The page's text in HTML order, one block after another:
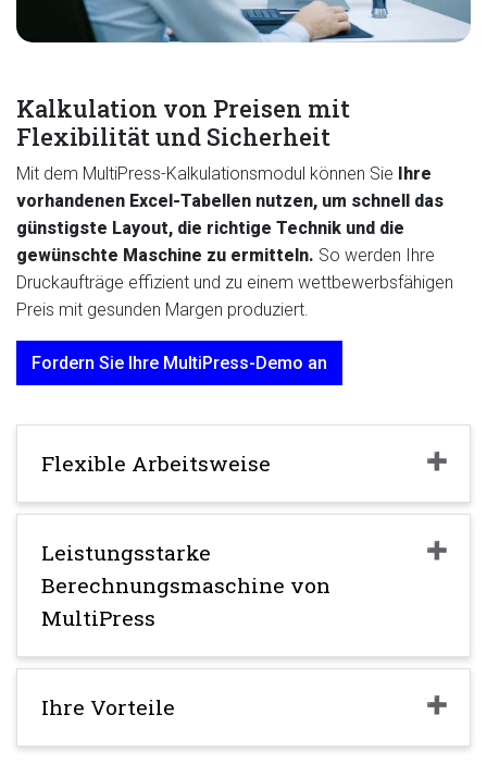
Kalkulation von Preisen mit
Flexibilität und Sicherheit
Mit dem MultiPress-Kalkulationsmodul können Sie Ihre
vorhandenen Excel-Tabellen nutzen, um schnell das
günstigste Layout, die richtige Technik und die
gewünschte Maschine zu ermitteln. So werden Ihre
Druckaufträge effizient und zu einem wettbewerbsfähigen
Preis mit gesunden Margen produziert.
Fordern Sie Ihre MultiPress-Demo an
Flexible Arbeitsweise
Leistungsstarke
Berechnungsmaschine von
MultiPress
Ihre Vorteile